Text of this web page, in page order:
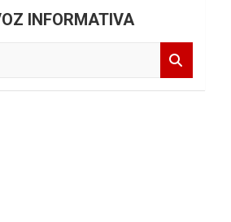
INFORMATIVA